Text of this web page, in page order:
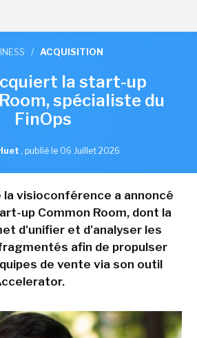
/ ACQUISITION
la start-up
spécialiste du
FinOps
, publié le 06 Juillet 2026
la visioconférence a annoncé
up Common Room, dont la
d'unifier et d'analyser les
afin de propulser
de vente via son outil